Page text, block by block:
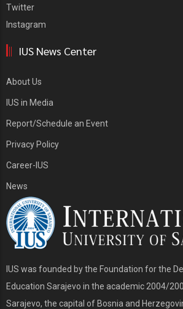
Twitter
Instagram
IUS News Center
About Us
IUS in Media
Report/Schedule an Event
Privacy Policy
Career-IUS
News
IUS was founded by the Foundation for the
Education Sarajevo in the academic 2004/
Sarajevo, the capital of Bosnia and